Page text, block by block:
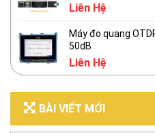
Liên Hệ
Máy đo quang
50dB
Liên Hệ
BÀI VIẾT MỚI